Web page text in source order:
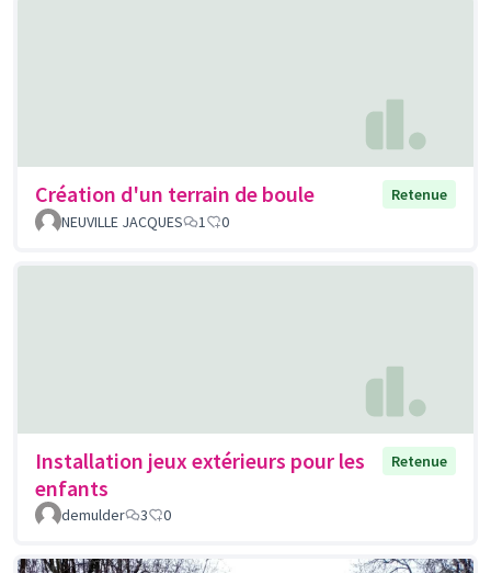
Création d'un terrain de boule
Retenue
NEUVILLE JACQUES
1 0
Installation jeux extérieurs pour les
enfants
Retenue
demulder 3 0